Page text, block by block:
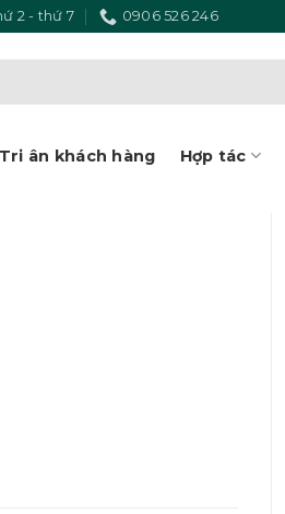
2 - thứ 7 0906 526 246
Tri ân khách hàng Hợp tác